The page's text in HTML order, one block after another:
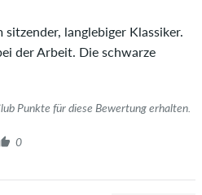
langlebiger Klassiker.
der Arbeit. Die schwarze
Punkte für diese Bewertung erhalten.
0